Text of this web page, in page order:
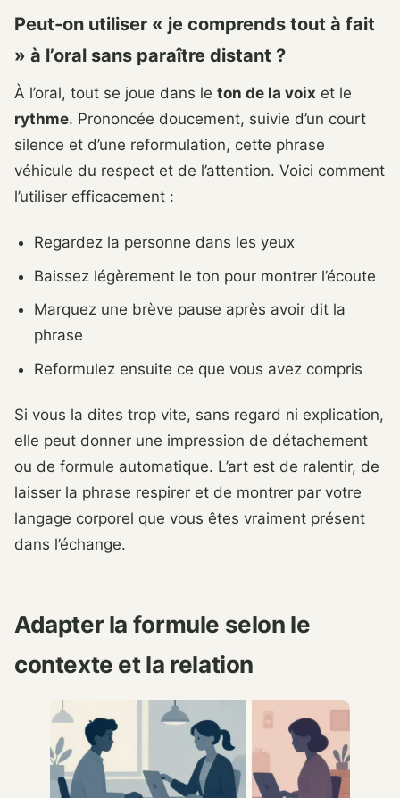
Peut-on utiliser « je comprends tout à fait
» à l’oral sans paraître distant ?
À l’oral, tout se joue dans le ton de la voix et le
rythme. Prononcée doucement, suivie d’un court
silence et d’une reformulation, cette phrase
véhicule du respect et de l’attention. Voici comment
l’utiliser efficacement :
Regardez la personne dans les yeux
Baissez légèrement le ton pour montrer l’écoute
Marquez une brève pause après avoir dit la
phrase
Reformulez ensuite ce que vous avez compris
Si vous la dites trop vite, sans regard ni explication,
elle peut donner une impression de détachement
ou de formule automatique. L’art est de ralentir, de
laisser la phrase respirer et de montrer par votre
langage corporel que vous êtes vraiment présent
dans l’échange.
Adapter la formule selon le
contexte et la relation